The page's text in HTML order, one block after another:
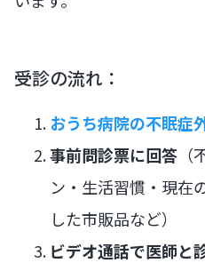
受診の流れ：
おうち病院の不眠症
事前問診票に回答
ン・生活習慣・現在
した市販品など）
ビデオ通話で医師と